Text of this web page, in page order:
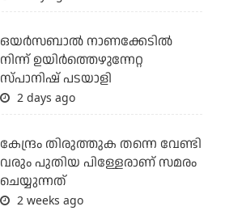
ഒയര്‍സബാൽ നാണക്കേടിൽ
നിന്ന് ഉയിർത്തെഴുന്നേറ്റ
സ്പാനിഷ് പടയാളി
2 days ago
കേന്ദ്രം തിരുത്തുക തന്നെ വേണ്ടി
വരും പുതിയ പിള്ളേരാണ് സമരം
ചെയ്യുന്നത്
2 weeks ago